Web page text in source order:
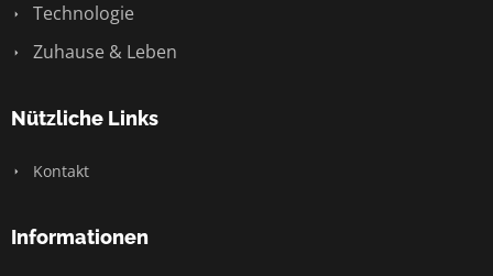
Technologie
Zuhause & Leben
Nützliche Links
Kontakt
Informationen